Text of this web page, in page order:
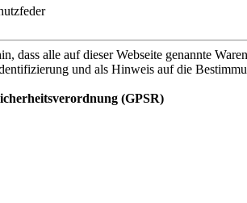
dass alle auf dieser Webseite genannte
und als Hinweis auf die
(GPSR)